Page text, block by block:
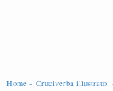
Home - Cruciverba illustrato